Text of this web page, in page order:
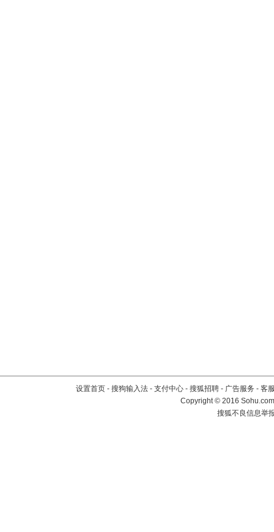
设置首页 - 搜狗输入法 - 支付中心 - 搜狐招聘 - 广告服务 - 客
Copyright©2016
搜狐不良信息举